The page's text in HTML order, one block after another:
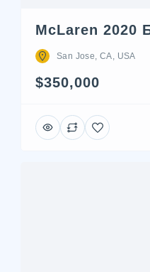
McLaren 2020
San Jose, CA, USA
$350,000